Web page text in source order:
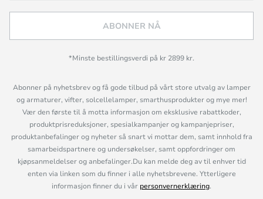
ABONNER NÅ
*Minste bestillingsverdi på kr 2899 kr.
Abonner på nyhetsbrev og få gode tilbud på vårt store utvalg av lamper
og armaturer, vifter, solcellelamper, smarthusprodukter og mye mer!
Vær den første til å motta informasjon om eksklusive rabattkoder,
produktprisreduksjoner, spesialkampanjer og kampanjepriser,
produktanbefalinger og nyheter så snart vi mottar dem, samt innhold fra
samarbeidspartnere og undersøkelser, samt oppfordringer om
kjøpsanmeldelser og anbefalinger.Du kan melde deg av til enhver tid
enten via linken som du finner i alle nyhetsbrevene. Ytterligere
informasjon finner du i vår personvernerklæring.